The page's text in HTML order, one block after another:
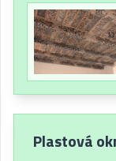
Plastová